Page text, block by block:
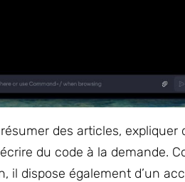
des articles, expliquer
du code à la demande.
il dispose également d’un